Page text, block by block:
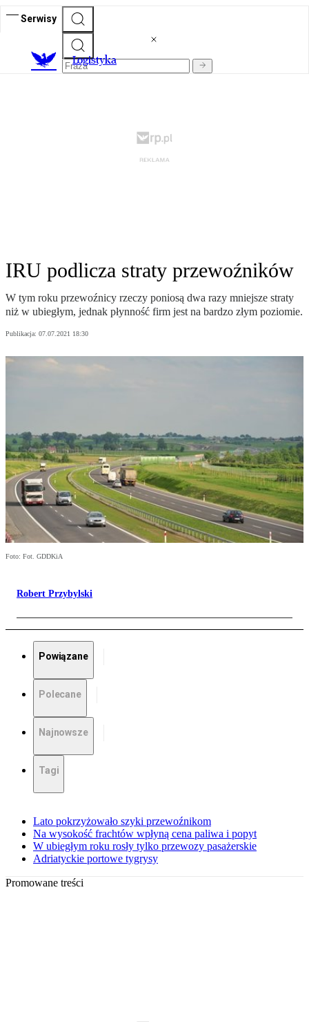
Serwisy
Logistyka
IRU podlicza straty przewoźników
W tym roku przewoźnicy rzeczy poniosą dwa razy mniejsze straty
niż w ubiegłym, jednak płynność firm jest na bardzo złym poziomie.
Publikacja: 07.07.2021 18:30
Foto: Fot. GDDKiA
Robert Przybylski
Powiązane
Polecane
Najnowsze
Tagi
Lato pokrzyżowało szyki przewoźnikom
Na wysokość frachtów wpłyną cena paliwa i popyt
W ubiegłym roku rosły tylko przewozy pasażerskie
Adriatyckie portowe tygrysy
Promowane treści